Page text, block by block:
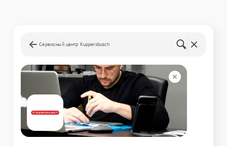
Сервисный центр Kuppersbusch